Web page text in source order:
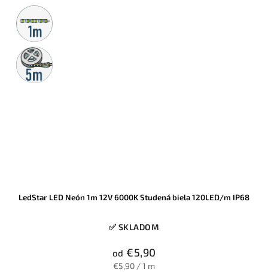
Metrážny
predaj
5m
rolka
LedStar LED Neón 1m 12V 6000K Studená biela 120LED/m IP68
✅ SKLADOM
od €5,90
€5,90 / 1 m